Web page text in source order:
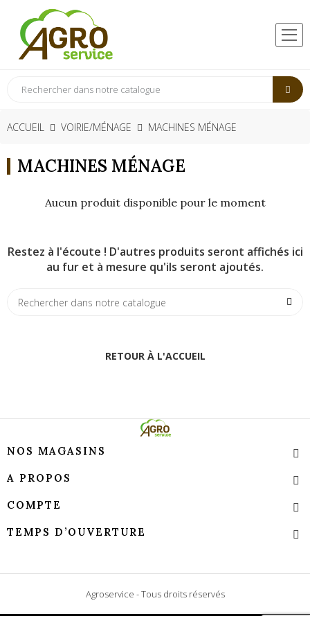
ACCUEIL VOIRIE/MÉNAGE MACHINES MÉNAGE
MACHINES MÉNAGE
Aucun produit disponible pour le moment
Restez à l'écoute ! D'autres produits seront affichés ici
au fur et à mesure qu'ils seront ajoutés.
RETOUR À L'ACCUEIL
NOS MAGASINS
A PROPOS
COMPTE
TEMPS D’OUVERTURE
Agroservice - Tous droits réservés